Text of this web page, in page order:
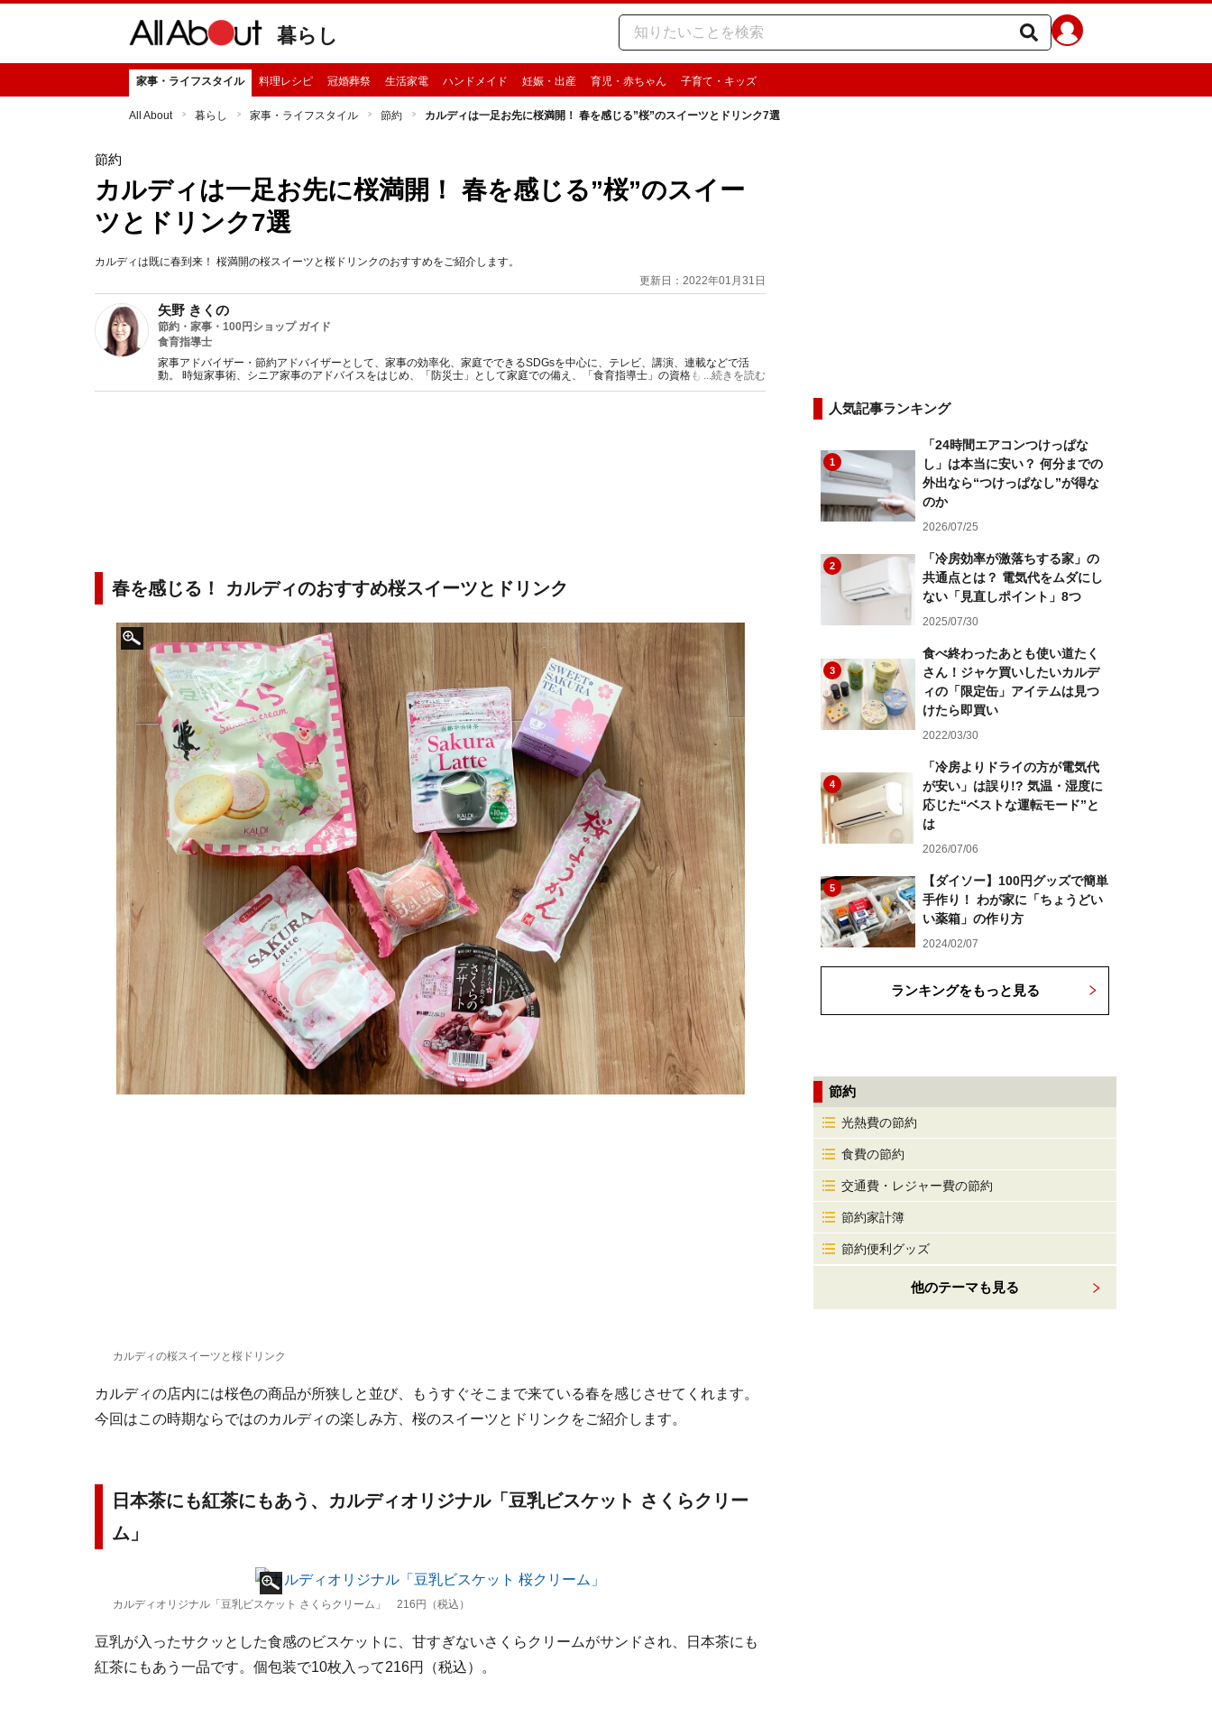
暮らし
家事・ライフスタイル 料理レシピ 冠婚葬祭 生活家電 ハンドメイド 妊娠・出産 育児・赤ちゃん 子育て・キッズ
All About 暮らし 家事・ライフスタイル 節約 カルディは一足お先に桜満開！ 春を感じる”桜”のスイーツとドリンク7選
節約
カルディは一足お先に桜満開！ 春を感じる”桜”のスイー
ツとドリンク7選
カルディは既に春到来！ 桜満開の桜スイーツと桜ドリンクのおすすめをご紹介します。
更新日：2022年01月31日
矢野 きくの
節約・家事・100円ショップ ガイド
食育指導士
家事アドバイザー・節約アドバイザーとして、家事の効率化、家庭でできるSDGsを中心に、テレビ、講演、連載などで活
動。 時短家事術、シニア家事のアドバイスをはじめ、「防災士」として家庭での備え、「食育指導士」の資格も持ち食品ロ
ス削減をテーマにした講演など【著書】シンプルライフの節約リスト（講談社）他。
...続きを読む
春を感じる！ カルディのおすすめ桜スイーツとドリンク
カルディの桜スイーツと桜ドリンク
カルディの店内には桜色の商品が所狭しと並び、もうすぐそこまで来ている春を感じさせてくれます。
今回はこの時期ならではのカルディの楽しみ方、桜のスイーツとドリンクをご紹介します。
日本茶にも紅茶にもあう、カルディオリジナル「豆乳ビスケット さくらクリー
ム」
カルディオリジナル「豆乳ビスケット さくらクリーム」 216円（税込）
豆乳が入ったサクッとした食感のビスケットに、甘すぎないさくらクリームがサンドされ、日本茶にも
紅茶にもあう一品です。個包装で10枚入って216円（税込）。
人気記事ランキング
1
「24時間エアコンつけっぱな
し」は本当に安い？ 何分までの
外出なら“つけっぱなし”が得な
のか
2026/07/25
2
「冷房効率が激落ちする家」の
共通点とは？ 電気代をムダにし
ない「見直しポイント」8つ
2025/07/30
3
食べ終わったあとも使い道たく
さん！ジャケ買いしたいカルデ
ィの「限定缶」アイテムは見つ
けたら即買い
2022/03/30
4
「冷房よりドライの方が電気代
が安い」は誤り!? 気温・湿度に
応じた“ベストな運転モード”と
は
2026/07/06
5
【ダイソー】100円グッズで簡単
手作り！ わが家に「ちょうどい
い薬箱」の作り方
2024/02/07
ランキングをもっと見る
節約
光熱費の節約
食費の節約
交通費・レジャー費の節約
節約家計簿
節約便利グッズ
他のテーマも見る